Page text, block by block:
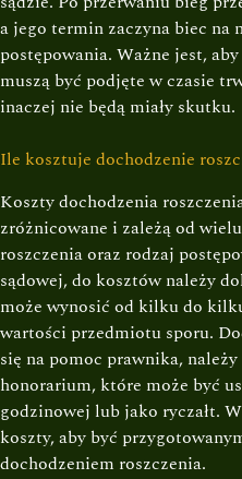
a jego termin zaczyna biec na
postępowania. Ważne jest,
muszą być podjęte w czasie
inaczej nie będą miały skutku.
Ile kosztuje dochodzenie
Koszty dochodzenia
zróżnicowane i zależą od
roszczenia oraz rodzaj
sądowej, do kosztów należy
może wynosić od kilku do
wartości przedmiotu sporu.
się na pomoc prawnika,
honorarium, które może być
godzinowej lub jako ryczałt.
koszty, aby być
dochodzeniem roszczenia.